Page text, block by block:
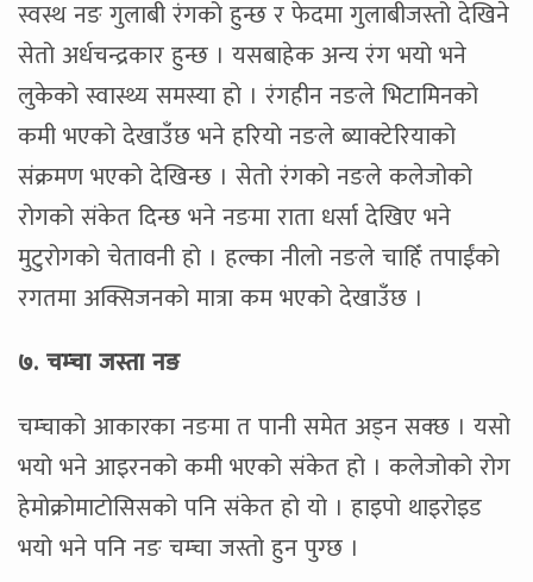
स्वस्थ नङ गुलाबी रंगको हुन्छ र फेदमा गुलाबीजस्तो देखिने
सेतो अर्धचन्द्रकार हुन्छ । यसबाहेक अन्य रंग भयो भने
लुकेको स्वास्थ्य समस्या हो । रंगहीन नङले भिटामिनको
कमी भएको देखाउँछ भने हरियो नङले ब्याक्टेरियाको
संक्रमण भएको देखिन्छ । सेतो रंगको नङले कलेजोको
रोगको संकेत दिन्छ भने नङमा राता धर्सा देखिए भने
मुटुरोगको चेतावनी हो । हल्का नीलो नङले चाहिँ तपाईंको
रगतमा अक्सिजनको मात्रा कम भएको देखाउँछ ।
७. चम्चा जस्ता नङ
चम्चाको आकारका नङमा त पानी समेत अड्न सक्छ । यसो
भयो भने आइरनको कमी भएको संकेत हो । कलेजोको रोग
हेमोक्रोमाटोसिसको पनि संकेत हो यो । हाइपो थाइरोइड
भयो भने पनि नङ चम्चा जस्तो हुन पुग्छ ।